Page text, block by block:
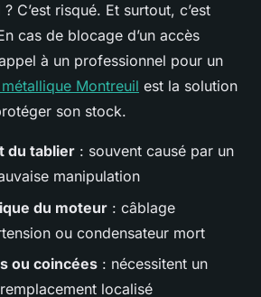
C’est risqué. Et surtout, c’est
cas de blocage d’un accès
à un professionnel pour un
Montreuil est la solution
son stock.
du tablier : souvent causé par un
manipulation
du moteur : câblage
ou condensateur mort
ou coincées : nécessitent un
localisé